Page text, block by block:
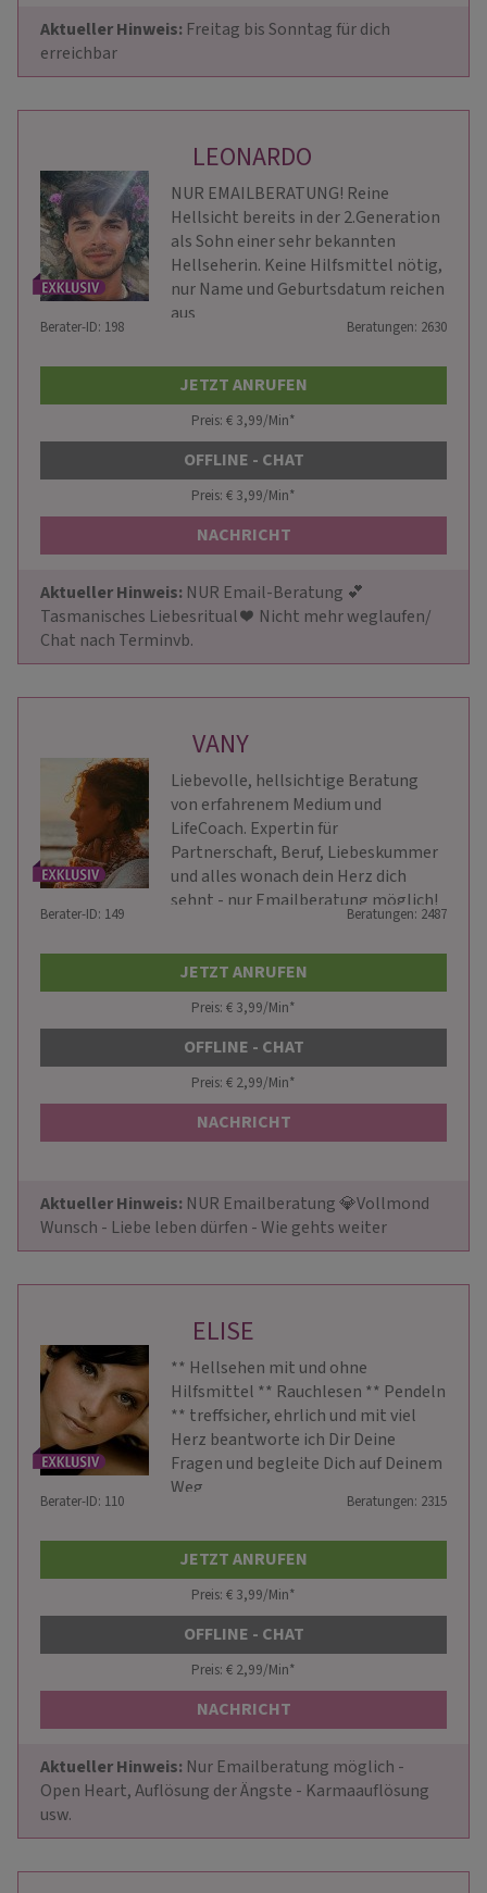
Aktueller Hinweis: Freitag bis Sonntag für dich
erreichbar
LEONARDO
NUR EMAILBERATUNG! Reine
Hellsicht bereits in der 2.Generation
als Sohn einer sehr bekannten
Hellseherin. Keine Hilfsmittel nötig,
nur Name und Geburtsdatum reichen
aus
Berater-ID: 198 Beratungen: 2630
JETZT ANRUFEN
Preis: € 3,99/Min*
OFFLINE - CHAT
Preis: € 3,99/Min*
NACHRICHT
Aktueller Hinweis: NUR Email-Beratung 💕
Tasmanisches Liebesritual ❤ ️ Nicht mehr weglaufen/
Chat nach Terminvb.
VANY
Liebevolle, hellsichtige Beratung
von erfahrenem Medium und
LifeCoach. Expertin für
Partnerschaft, Beruf, Liebeskummer
und alles wonach dein Herz dich
sehnt - nur Emailberatung möglich!
Berater-ID: 149 Beratungen: 2487
JETZT ANRUFEN
Preis: € 3,99/Min*
OFFLINE - CHAT
Preis: € 2,99/Min*
NACHRICHT
Aktueller Hinweis: NUR Emailberatung 💎Vollmond
Wunsch - Liebe leben dürfen - Wie gehts weiter
ELISE
** Hellsehen mit und ohne
Hilfsmittel ** Rauchlesen ** Pendeln
** treffsicher, ehrlich und mit viel
Herz beantworte ich Dir Deine
Fragen und begleite Dich auf Deinem
Weg
Berater-ID: 110 Beratungen: 2315
JETZT ANRUFEN
Preis: € 3,99/Min*
OFFLINE - CHAT
Preis: € 2,99/Min*
NACHRICHT
Aktueller Hinweis: Nur Emailberatung möglich -
Open Heart, Auflösung der Ängste - Karmaauflösung
usw.